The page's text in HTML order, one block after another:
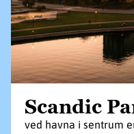
Scandic
ved havna i sentrum